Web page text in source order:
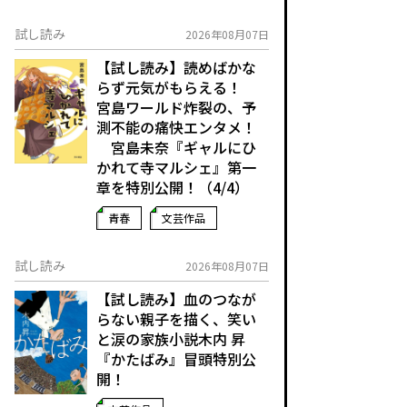
試し読み 2026年08月07日
【試し読み】読めばかな
らず元気がもらえる！
宮島ワールド炸裂の、予
測不能の痛快エンタメ！
宮島未奈『ギャルにひ
かれて寺マルシェ』第一
章を特別公開！（4/4）
青春 文芸作品
試し読み 2026年08月07日
【試し読み】血のつなが
らない親子を描く、笑い
と涙の家族小説――木内 昇
『かたばみ』冒頭特別公
開！